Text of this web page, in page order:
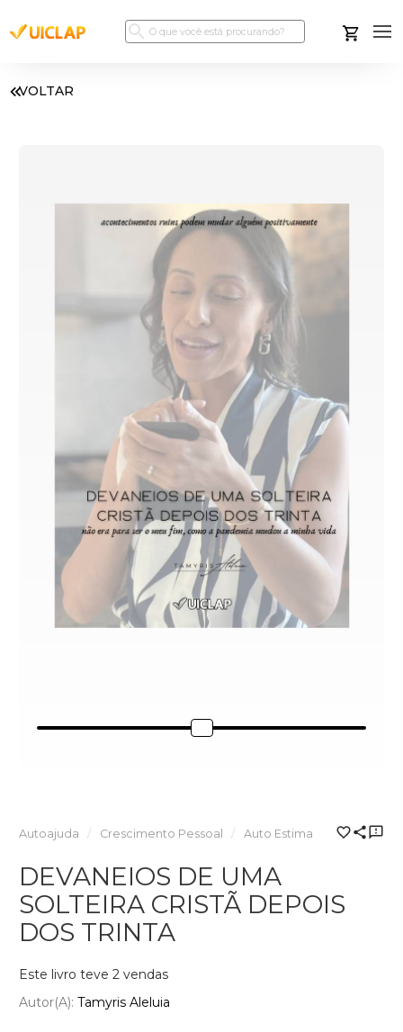
VOLTAR
Autoajuda Crescimento Pessoal Auto Estima
DEVANEIOS DE UMA
SOLTEIRA CRISTÃ DEPOIS
DOS TRINTA
Este livro teve 2 vendas
Autor(a): Tamyris Aleluia